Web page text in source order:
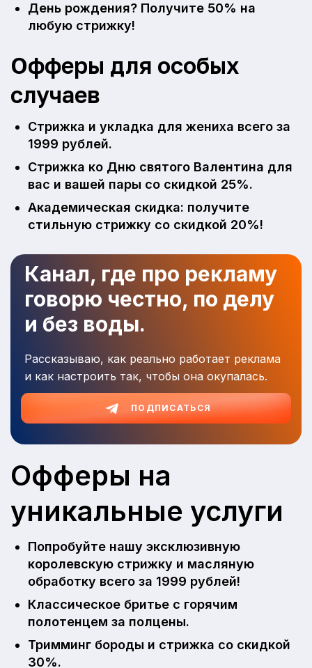
День рождения? Получите 50% на
любую стрижку!
Офферы для особых
случаев
Стрижка и укладка для жениха всего за
1999 рублей.
Стрижка ко Дню святого Валентина для
вас и вашей пары со скидкой 25%.
Академическая скидка: получите
стильную стрижку со скидкой 20%!
Канал, где про рекламу
говорю честно, по делу
и без воды.
Рассказываю, как реально работает реклама
и как настроить так, чтобы она окупалась.
ПОДПИСАТЬСЯ
Офферы на
уникальные услуги
Попробуйте нашу эксклюзивную
королевскую стрижку и масляную
обработку всего за 1999 рублей!
Классическое бритье с горячим
полотенцем за полцены.
Тримминг бороды и стрижка со скидкой
30%.